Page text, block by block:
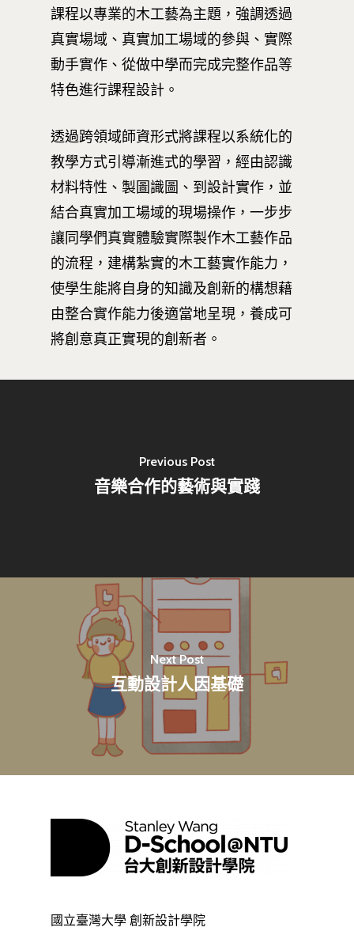
課程以專業的木工藝為主題，強調透過
真實場域、真實加工場域的參與、實際
動手實作、從做中學而完成完整作品等
特色進行課程設計。
透過跨領域師資形式將課程以系統化的
教學方式引導漸進式的學習，經由認識
材料特性、製圖識圖、到設計實作，並
結合真實加工場域的現場操作，一步步
讓同學們真實體驗實際製作木工藝作品
的流程，建構紮實的木工藝實作能力，
使學生能將自身的知識及創新的構想藉
由整合實作能力後適當地呈現，養成可
將創意真正實現的創新者。
Previous Post
音樂合作的藝術與實踐
Next Post
互動設計人因基礎
國立臺灣大學 創新設計學院
關於我們
學院簡介
相關法規
團隊成員
領域專長
業務單位
創新教育中心
創新領域學士學位學程
創意創業學分學程
相關計畫
跟著董總實習
企業出題X臺大解題
⁺SDGs
相關表單
D電子報
EN
Tel : +886 2 3366 1869
Address : 100047臺北
Room 409, Building for